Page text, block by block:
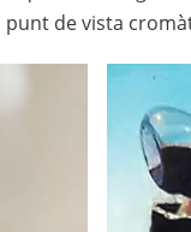
de vista